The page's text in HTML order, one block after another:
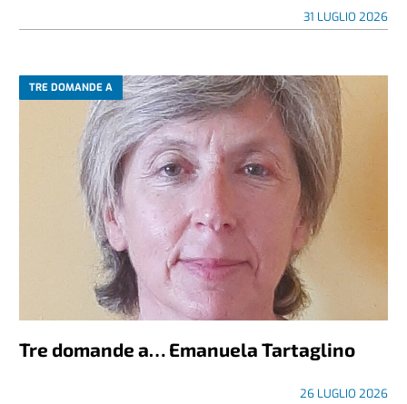
31 LUGLIO 2026
TRE DOMANDE A
Tre domande a… Emanuela Tartaglino
26 LUGLIO 2026